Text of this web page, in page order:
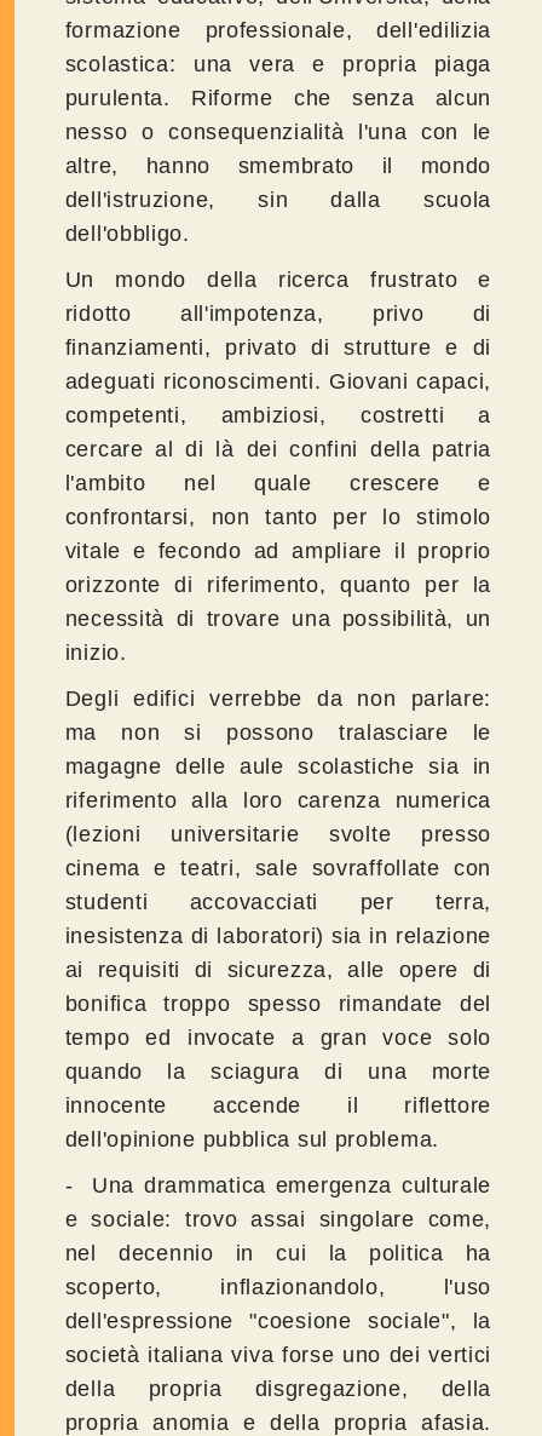
formazione professionale, dell'edilizia
scolastica: una vera e propria piaga
purulenta. Riforme che senza alcun
nesso o consequenzialità l'una con le
altre, hanno smembrato il mondo
dell'istruzione, sin dalla scuola
dell'obbligo.
Un mondo della ricerca frustrato e
ridotto all'impotenza, privo di
finanziamenti, privato di strutture e di
adeguati riconoscimenti. Giovani capaci,
competenti, ambiziosi, costretti a
cercare al di là dei confini della patria
l'ambito nel quale crescere e
confrontarsi, non tanto per lo stimolo
vitale e fecondo ad ampliare il proprio
orizzonte di riferimento, quanto per la
necessità di trovare una possibilità, un
inizio.
Degli edifici verrebbe da non parlare:
ma non si possono tralasciare le
magagne delle aule scolastiche sia in
riferimento alla loro carenza numerica
(lezioni universitarie svolte presso
cinema e teatri, sale sovraffollate con
studenti accovacciati per terra,
inesistenza di laboratori) sia in relazione
ai requisiti di sicurezza, alle opere di
bonifica troppo spesso rimandate del
tempo ed invocate a gran voce solo
quando la sciagura di una morte
innocente accende il riflettore
dell'opinione pubblica sul problema.
- Una drammatica emergenza culturale
e sociale: trovo assai singolare come,
nel decennio in cui la politica ha
scoperto, inflazionandolo, l'uso
dell'espressione "coesione sociale", la
società italiana viva forse uno dei vertici
della propria disgregazione, della
propria anomia e della propria afasia.